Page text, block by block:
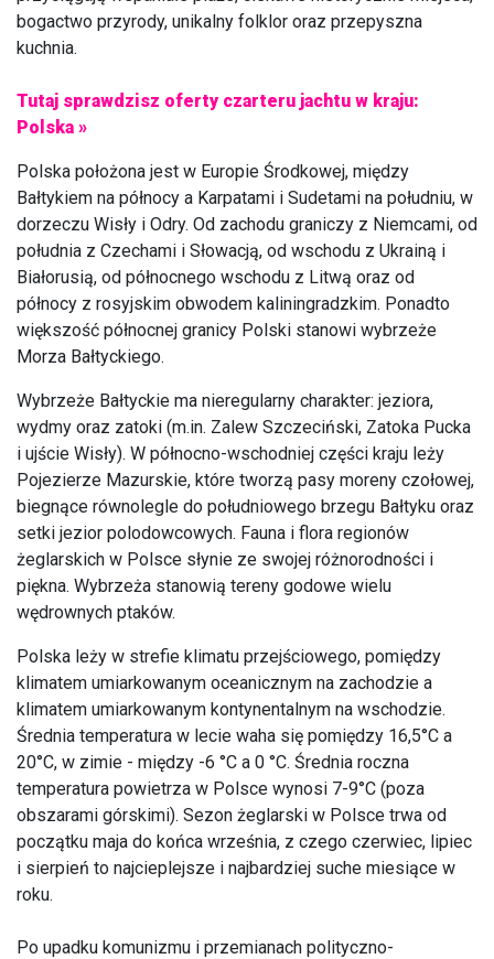
bogactwo przyrody, unikalny folklor oraz przepyszna
kuchnia.
Tutaj sprawdzisz oferty czarteru jachtu w kraju:
Polska »
Polska położona jest w Europie Środkowej, między
Bałtykiem na północy a Karpatami i Sudetami na południu, w
dorzeczu Wisły i Odry. Od zachodu graniczy z Niemcami, od
południa z Czechami i Słowacją, od wschodu z Ukrainą i
Białorusią, od północnego wschodu z Litwą oraz od
północy z rosyjskim obwodem kaliningradzkim. Ponadto
większość północnej granicy Polski stanowi wybrzeże
Morza Bałtyckiego.
Wybrzeże Bałtyckie ma nieregularny charakter: jeziora,
wydmy oraz zatoki (m.in. Zalew Szczeciński, Zatoka Pucka
i ujście Wisły). W północno-wschodniej części kraju leży
Pojezierze Mazurskie, które tworzą pasy moreny czołowej,
biegnące równolegle do południowego brzegu Bałtyku oraz
setki jezior polodowcowych. Fauna i flora regionów
żeglarskich w Polsce słynie ze swojej różnorodności i
piękna. Wybrzeża stanowią tereny godowe wielu
wędrownych ptaków.
Polska leży w strefie klimatu przejściowego, pomiędzy
klimatem umiarkowanym oceanicznym na zachodzie a
klimatem umiarkowanym kontynentalnym na wschodzie.
Średnia temperatura w lecie waha się pomiędzy 16,5°C a
20°C, w zimie - między -6 °C a 0 °C. Średnia roczna
temperatura powietrza w Polsce wynosi 7-9°C (poza
obszarami górskimi). Sezon żeglarski w Polsce trwa od
początku maja do końca września, z czego czerwiec, lipiec
i sierpień to najcieplejsze i najbardziej suche miesiące w
roku.
Po upadku komunizmu i przemianach polityczno-